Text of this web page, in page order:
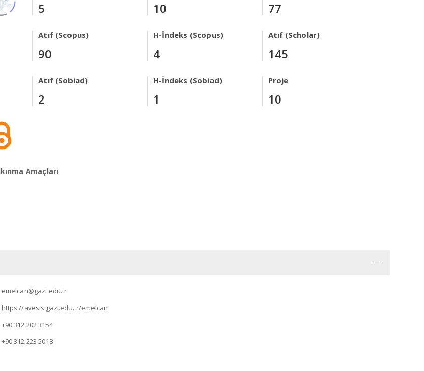
5 10 77
Atıf (Scopus)
90
H-İndeks (Scopus)
4
Atıf (Scholar)
145
Atıf (Sobiad)
2
H-İndeks (Sobiad)
1
Proje
10
Amaçları
emelcan@gazi.edu.tr
https://avesis.gazi.edu.tr/emelcan
+90 312 202 3154
+90 312 223 5018